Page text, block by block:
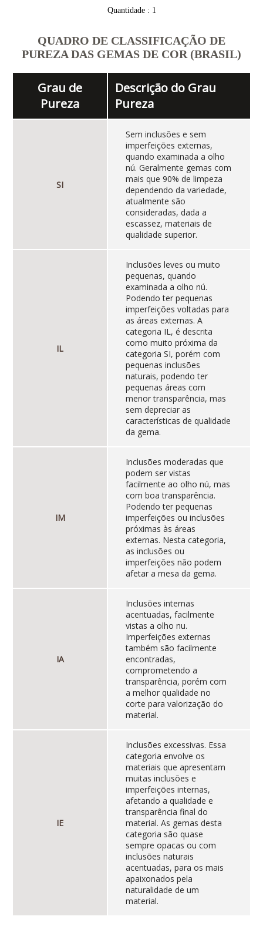
Quantidade : 1
QUADRO DE CLASSIFICAÇÃO DE
PUREZA DAS GEMAS DE COR (BRASIL)
Grau de
Pureza
Descrição do Grau
Pureza
SI
Sem inclusões e sem
imperfeições externas,
quando examinada a olho
nú. Geralmente gemas com
mais que 90% de limpeza
dependendo da variedade,
atualmente são
consideradas, dada a
escassez, materiais de
qualidade superior.
IL
Inclusões leves ou muito
pequenas, quando
examinada a olho nú.
Podendo ter pequenas
imperfeições voltadas para
as áreas externas. A
categoria IL, é descrita
como muito próxima da
categoria SI, porém com
pequenas inclusões
naturais, podendo ter
pequenas áreas com
menor transparência, mas
sem depreciar as
características de qualidade
da gema.
IM
Inclusões moderadas que
podem ser vistas
facilmente ao olho nú, mas
com boa transparência.
Podendo ter pequenas
imperfeições ou inclusões
próximas às áreas
externas. Nesta categoria,
as inclusões ou
imperfeições não podem
afetar a mesa da gema.
IA
Inclusões internas
acentuadas, facilmente
vistas a olho nu.
Imperfeições externas
também são facilmente
encontradas,
comprometendo a
transparência, porém com
a melhor qualidade no
corte para valorização do
material.
IE
Inclusões excessivas. Essa
categoria envolve os
materiais que apresentam
muitas inclusões e
imperfeições internas,
afetando a qualidade e
transparência final do
material. As gemas desta
categoria são quase
sempre opacas ou com
inclusões naturais
acentuadas, para os mais
apaixonados pela
naturalidade de um
material.